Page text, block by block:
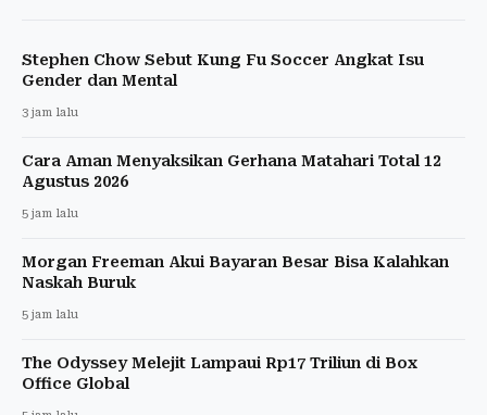
Stephen Chow Sebut Kung Fu Soccer Angkat Isu
Gender dan Mental
3 jam lalu
Cara Aman Menyaksikan Gerhana Matahari Total 12
Agustus 2026
5 jam lalu
Morgan Freeman Akui Bayaran Besar Bisa Kalahkan
Naskah Buruk
5 jam lalu
The Odyssey Melejit Lampaui Rp17 Triliun di Box
Office Global